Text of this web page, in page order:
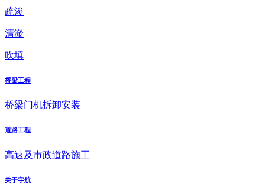
疏浚
清淤
吹填
桥梁工程
桥梁门机拆卸安装
道路工程
高速及市政道路施工
关于宇航